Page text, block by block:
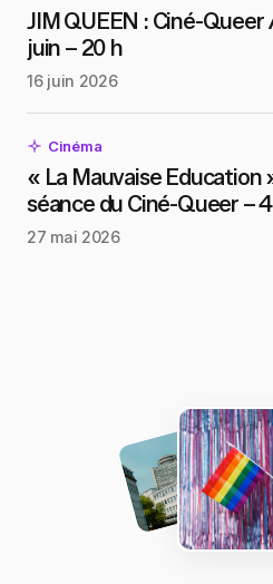
JIM QUEEN : Ciné-Queer
juin – 20 h
16 juin 2026
Cinéma
« La Mauvaise Education
séance du Ciné-Queer –
27 mai 2026